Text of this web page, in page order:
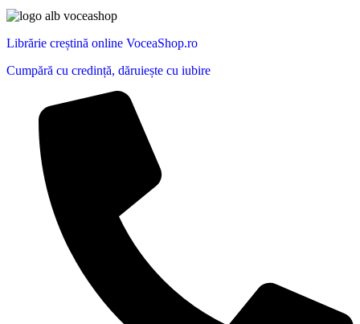
Librărie creștină online VoceaShop.ro
Cumpără cu credință, dăruiește cu iubire